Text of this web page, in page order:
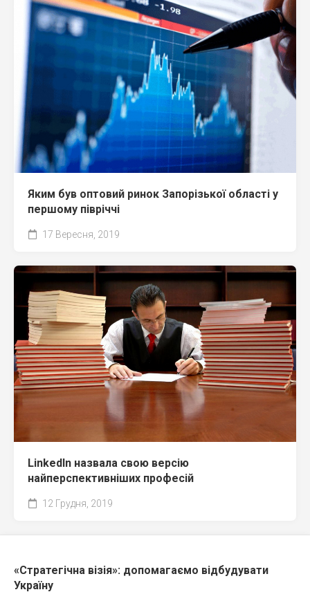
Яким був оптовий ринок Запорізької області у
першому півріччі
17 Вересня, 2019
LinkedIn назвала свою версію
найперспективніших професій
12 Грудня, 2019
«Стратегічна візія»: допомагаємо відбудувати
Україну